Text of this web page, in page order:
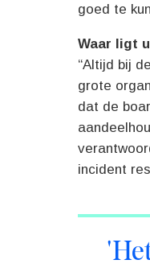
goed te
Waar ligt
“Altijd bij
grote
dat de
incident